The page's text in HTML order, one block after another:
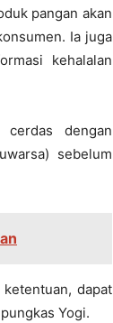
pangan akan
Ia juga
kehalalan
cerdas dengan
sebelum
dapat
Yogi.